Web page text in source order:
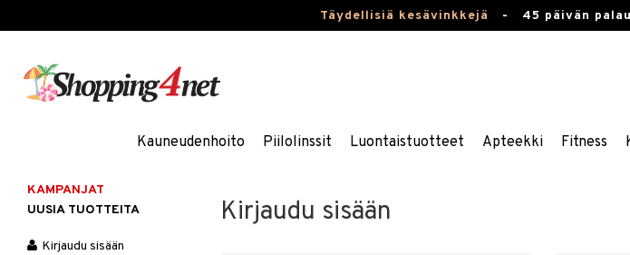
Täydellisiä kesävinkkejä - 45 päivän
Kauneudenhoito Piilolinssit Luontaistuotteet Apteekki Fitness
Kirjaudu sisään
KAMPANJAT
UUSIA TUOTTEITA
Kirjaudu sisään